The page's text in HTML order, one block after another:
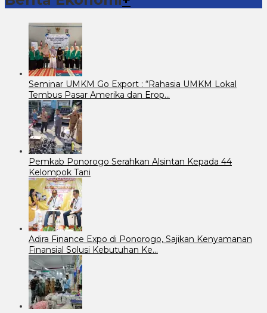
Seminar UMKM Go Export : “Rahasia UMKM Lokal
Tembus Pasar Amerika dan Erop…
Pemkab Ponorogo Serahkan Alsintan Kepada 44
Kelompok Tani
Adira Finance Expo di Ponorogo, Sajikan Kenyamanan
Finansial Solusi Kebutuhan Ke…